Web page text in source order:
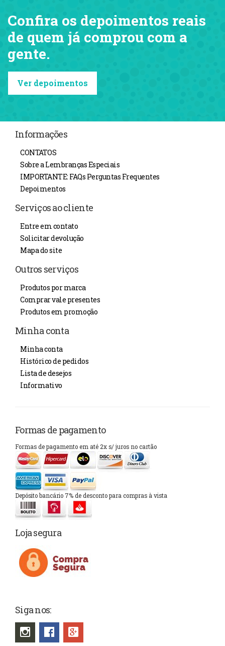
Confira os depoimentos reais
de quem já comprou com a
gente.
Ver depoimentos
Informações
CONTATOS
Sobre a Lembranças Especiais
IMPORTANTE: FAQs Perguntas Frequentes
Depoimentos
Serviços ao cliente
Entre em contato
Solicitar devolução
Mapa do site
Outros serviços
Produtos por marca
Comprar vale presentes
Produtos em promoção
Minha conta
Minha conta
Histórico de pedidos
Lista de desejos
Informativo
Formas de pagamento
Formas de pagamento em até 2x s/ juros no cartão
Depósito bancário 7% de desconto para compras à vista
Loja segura
Siga nos: